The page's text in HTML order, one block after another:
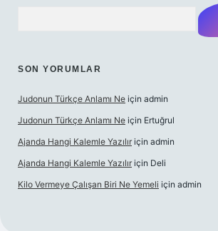
SON YORUMLAR
Judonun Türkçe Anlamı Ne için admin
Judonun Türkçe Anlamı Ne için Ertuğrul
Ajanda Hangi Kalemle Yazılır için admin
Ajanda Hangi Kalemle Yazılır için Deli
Kilo Vermeye Çalışan Biri Ne Yemeli için admin